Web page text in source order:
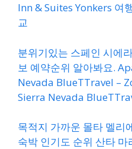
Inn & Suites Yonkers 여
교
분위기있는 스페인 시에
보 예약순위 알아봐요.
Nevada BlueTTravel –
Sierra Nevada
목적지 가까운 몰타 멜리
숙박 인기도 순위 산타